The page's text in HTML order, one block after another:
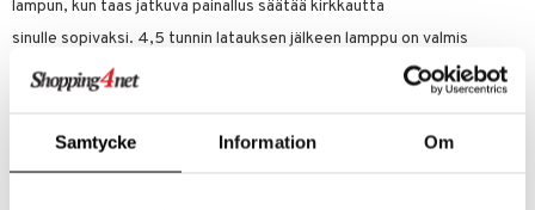
Samtycke Information Om
lampun, kun taas jatkuva painallus säätää kirkkautta
sinulle sopivaksi. 4,5 tunnin latauksen jälkeen lamppu on valmis
kirkkaudesta riippuen. Ladataan mukana tulevalla USB-C-kaapelilla. K
Lampun tekniset tiedot
Latausaika: 4,5 tuntia